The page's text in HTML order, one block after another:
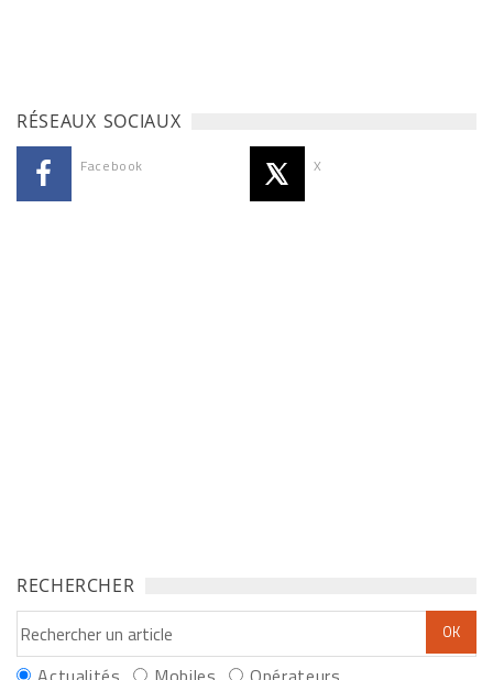
RÉSEAUX SOCIAUX
Facebook X
RECHERCHER